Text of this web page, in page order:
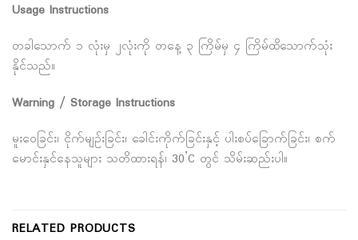
Usage Instructions
တခါသောက် ၁ လုံးမှ ၂လုံးကို တနေ့ ၃ ကြိမ်မှ ၄ ကြိမ်ထိသောက်သုံး
နိုင်သည်။
Warning / Storage Instructions
မူးဝေခြင်း၊ ငိုက်မျဉ်းခြင်း၊ ခေါင်းကိုက်ခြင်းနှင့် ပါးစပ်ခြောက်ခြင်း၊ စက်
မောင်းနှင်နေသူများ သတိထားရန်၊ 30’C တွင် သိမ်းဆည်းပါ။
RELATED PRODUCTS